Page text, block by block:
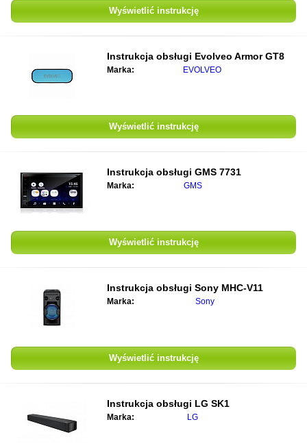
Wyświetlić instrukcję
Instrukcja obsługi Evolveo Armor GT8
Marka: EVOLVEO
Wyświetlić instrukcję
Instrukcja obsługi GMS 7731
Marka: GMS
Wyświetlić instrukcję
Instrukcja obsługi Sony MHC-V11
Marka: Sony
Wyświetlić instrukcję
Instrukcja obsługi LG SK1
Marka: LG